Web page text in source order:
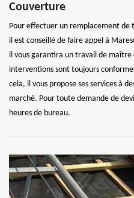
Couverture
Pour effectuer un remplacement de
il est conseillé de faire appel à
il vous garantira un travail de maître
interventions sont toujours
cela, il vous propose ses services à
marché. Pour toute demande de
heures de bureau.